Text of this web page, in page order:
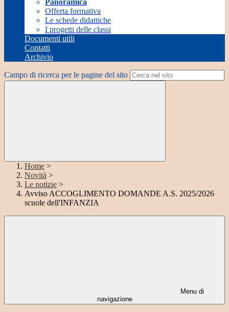
Panoramica
Offerta formativa
Le schede didattiche
I progetti delle classi
Documenti utili
Contatti
Archivio
Campo di ricerca per le pagine del sito
Home >
Novità >
Le notizie >
Avviso ACCOGLIMENTO DOMANDE A.S. 2025/2026
scuole dell'INFANZIA
Menu di
navigazione